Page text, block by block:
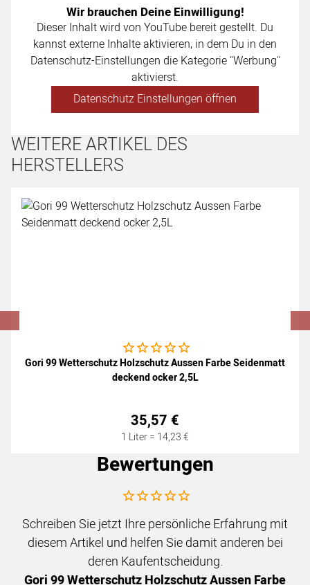
Wir brauchen Deine Einwilligung!
Dieser Inhalt wird von YouTube bereit gestellt. Du
kannst externe Inhalte aktivieren, in dem Du in den
Datenschutz-Einstellungen die Kategorie "Werbung"
aktivierst.
Datenschutz Einstellungen öffnen
WEITERE ARTIKEL DES
HERSTELLERS
Artikel überspringen
Noch keine Bewertungen abgegeben
Gori 99 Wetterschutz Holzschutz Aussen Farbe Seidenmatt
deckend ocker 2,5L
35,57 €
1 Liter = 14,23€
Bewertungen
Noch keine Bewertungen abgegeben
Schreiben Sie jetzt Ihre persönliche Erfahrung mit
diesem Artikel und helfen Sie damit anderen bei
deren Kaufentscheidung.
Gori 99 Wetterschutz Holzschutz Aussen Farbe